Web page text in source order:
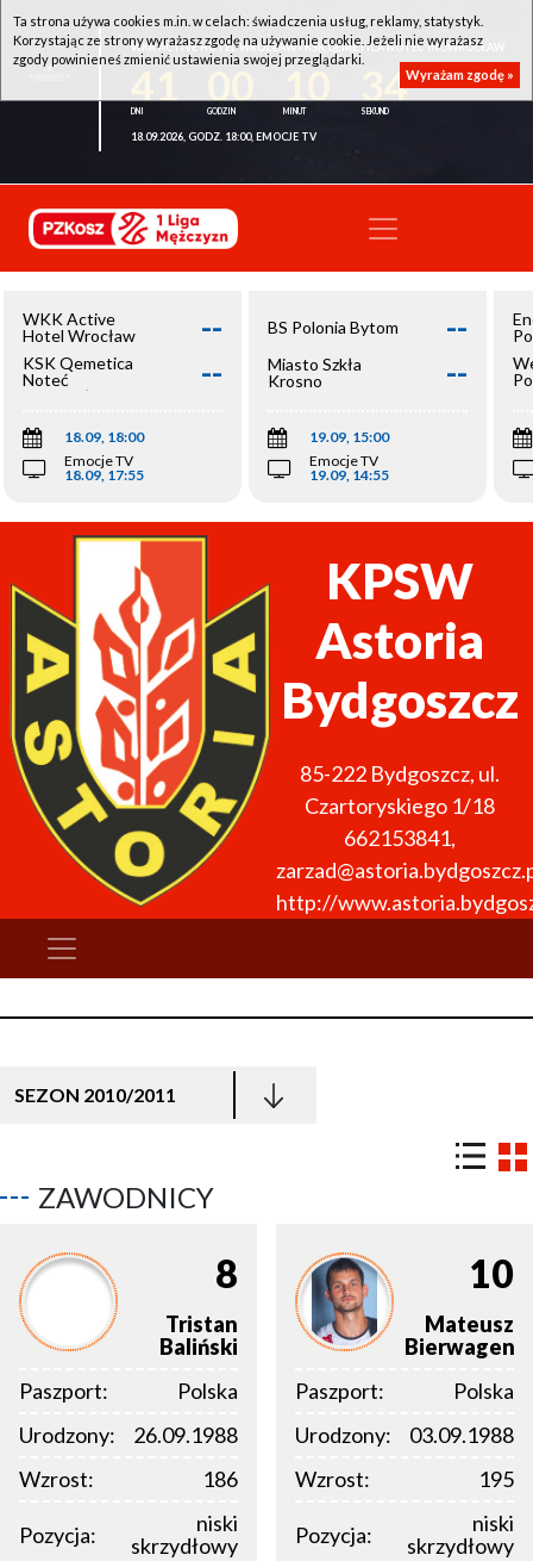
WKK ACTIVE HOTEL WROCŁAW - KSK QEMETICA NOTEĆ INOWROCŁAW
34
18.09.2026, GODZ. 18:00, EMOCJE TV
WKK Active
Hotel Wrocław
--
KSK Qemetica
Noteć
Inowrocław
--
18.09, 18:00
Emocje TV
18.09, 17:55
BS Polonia Bytom --
Miasto Szkła
Krosno
--
19.09, 15:00
Emocje TV
19.09, 14:55
KPSW
Astoria
Bydgoszcz
85-222 Bydgoszcz, ul.
Czartoryskiego 1/18
662153841,
http://
SEZON 2010/2011
ZAWODNICY
8
Tristan
Baliński
Paszport:
Polska
Urodzony:
26.09.1988
Wzrost:
186
Pozycja:
niski
skrzydłowy
10
Mateusz
Bierwagen
Paszport:
Polska
Urodzony:
03.09.1988
Wzrost:
195
Pozycja:
niski
skrzydłowy
Ta strona używa cookies m.in. w celach: świadczenia usług, reklamy, statystyk.
Korzystając ze strony wyrażasz zgodę na używanie cookie. Jeżeli nie wyrażasz
zgody powinieneś zmienić ustawienia swojej przeglądarki.
Wyrażam zgodę »